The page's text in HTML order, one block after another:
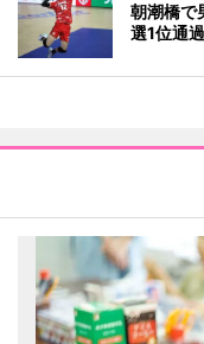
朝潮橋で
選1位通過